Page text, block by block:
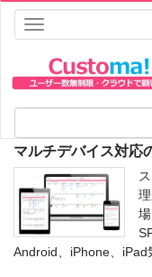
マルチデバイス対応
Android、iPhone、iPad